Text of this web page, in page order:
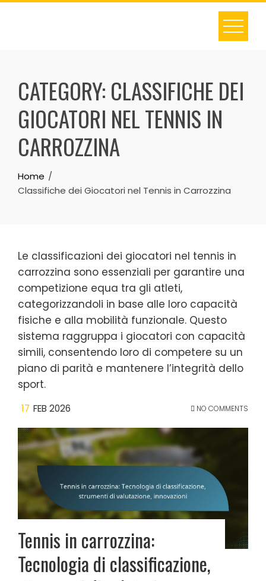
Skip
CATEGORY: CLASSIFICHE DEI
GIOCATORI NEL TENNIS IN
CARROZZINA
Home
Classifiche dei Giocatori nel Tennis in Carrozzina
Le classificazioni dei giocatori nel tennis in
carrozzina sono essenziali per garantire una
competizione equa tra gli atleti,
categorizzandoli in base alle loro capacità
fisiche e alla mobilità funzionale. Questo
sistema raggruppa i giocatori con capacità
simili, consentendo loro di competere su un
piano di parità e mantenere l’integrità dello
sport.
17 FEB 2026 NO COMMENTS
Tennis in carrozzina:
Tecnologia di classificazione,